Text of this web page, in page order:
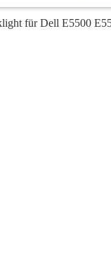
für Dell E5500